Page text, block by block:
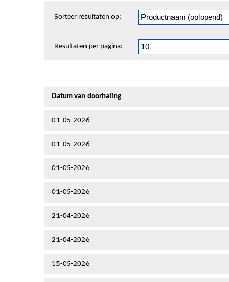
en
Sorteer resultaten op:
Resultaten per pagina:
Datum van doorhaling
01-05-2026
01-05-2026
01-05-2026
01-05-2026
21-04-2026
21-04-2026
15-05-2026